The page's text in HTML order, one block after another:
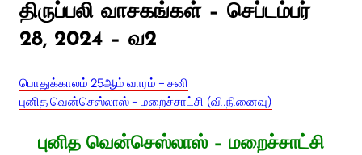
திருப்பலி வாசகங்கள் – செப்டம்பர்
28, 2024 – வ2
பொதுக்காலம் 25ஆம் வாரம் – சனி
புனித வென்செஸ்லாஸ் – மறைச்சாட்சி (வி.நினைவு)
புனித வென்செஸ்லாஸ் – மறைச்சாட்சி